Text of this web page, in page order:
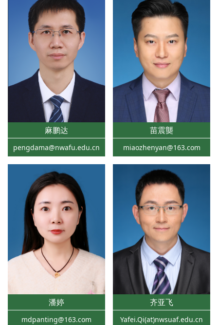
麻鹏达
pengdama@nwafu.edu.cn
苗震龑
miaozhenyan@163.com
潘婷
mdpanting@163.com
齐亚飞
Yafei.Qi(at)nwsuaf.edu.cn